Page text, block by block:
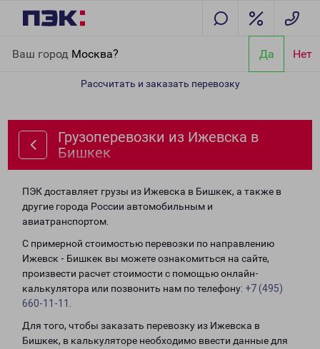
Ваш город Москва? Да Нет
Рассчитать и заказать перевозку
Грузоперевозки из Ижевска в
Бишкек
ПЭК доставляет грузы из Ижевска в Бишкек, а также в
другие города России автомобильным и
авиатранспортом.
С примерной стоимостью перевозки по направлению
Ижевск - Бишкек вы можете ознакомиться на сайте,
произвести расчет стоимости с помощью онлайн-
калькулятора или позвонить нам по телефону: +7 (495)
660-11-11
Для того, чтобы заказать перевозку из Ижевска в
Бишкек, в калькуляторе необходимо ввести данные для